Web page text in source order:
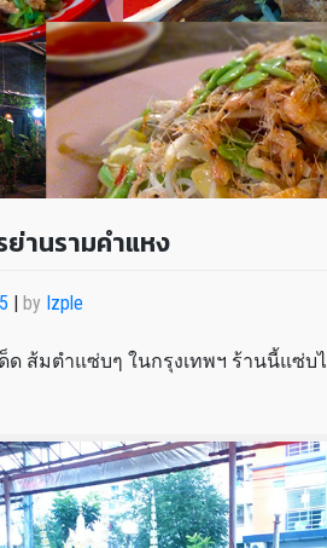
ย่านรามคำแหง
by Izple
ด ส้มตำแซ่บๆ ในกรุงเทพฯ ร้านนี้แซ่บ